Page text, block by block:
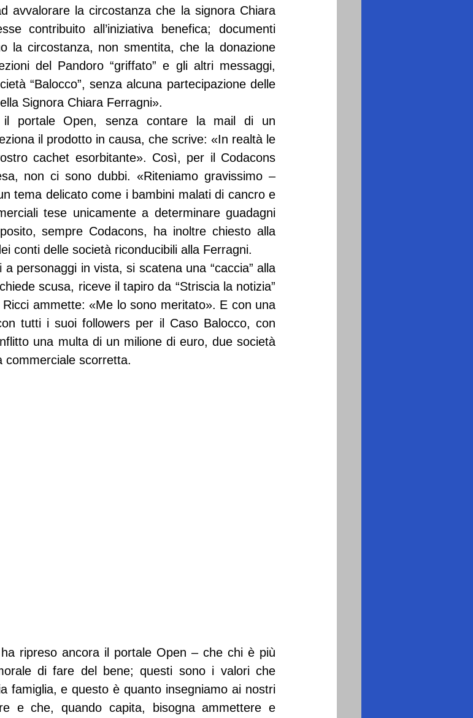
avvalorare la circostanza che la signora Chiara
contribuito all’iniziativa benefica; documenti
la circostanza, non smentita, che la donazione
del Pandoro “griffato” e gli altri messaggi,
“Balocco”, senza alcuna partecipazione delle
Signora Chiara Ferragni».
portale Open, senza contare la mail di un
il prodotto in causa, che scrive: «In realtà le
cachet esorbitante». Così, per il Codacons
non ci sono dubbi. «Riteniamo gravissimo –
tema delicato come i bambini malati di cancro e
tese unicamente a determinare guadagni
sempre Codacons, ha inoltre chiesto alla
conti delle società riconducibili alla Ferragni.
personaggi in vista, si scatena una “caccia” alla
scusa, riceve il tapiro da “Striscia la notizia”
ammette: «Me lo sono meritato». E con una
tutti i suoi followers per il Caso Balocco, con
una multa di un milione di euro, due società
commerciale scorretta.
ripreso ancora il portale Open – che chi è più
di fare del bene; questi sono i valori che
famiglia, e questo è quanto insegniamo ai nostri
e che, quando capita, bisogna ammettere e